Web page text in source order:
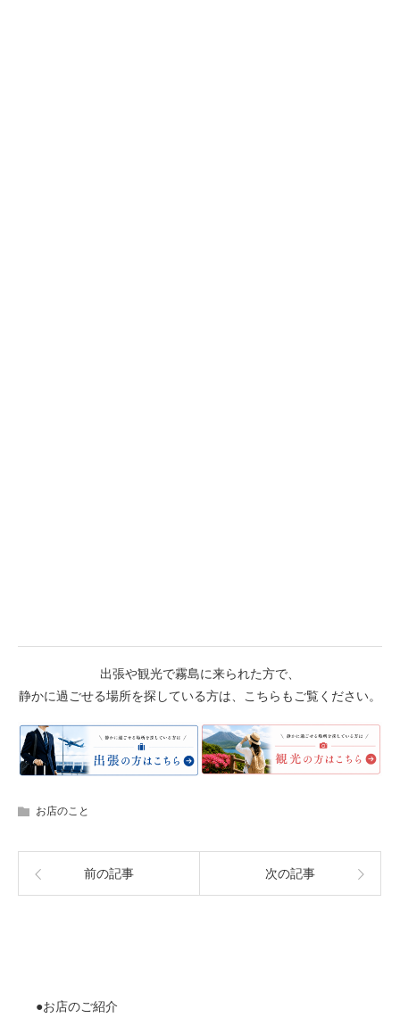
出張や観光で霧島に来られた方で、
静かに過ごせる場所を探している方は、こちらもご覧ください。
お店のこと
前の記事 次の記事
●お店のご紹介